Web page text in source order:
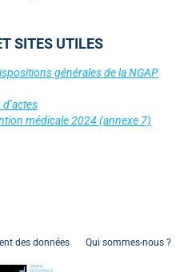
SITES UTILES
générales de la NGAP
médicale 2024 (annexe 7)
des données Qui sommes-nous ?